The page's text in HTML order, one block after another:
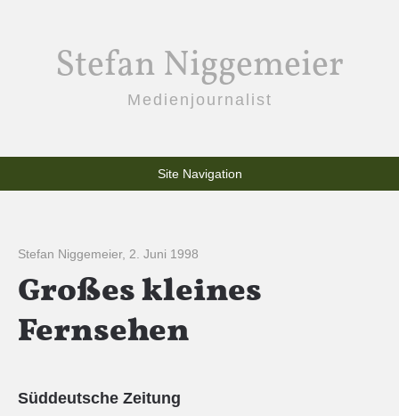
Stefan Niggemeier
Medienjournalist
Site Navigation
Stefan Niggemeier, 2. Juni 1998
Großes kleines
Fernsehen
Süddeutsche Zeitung